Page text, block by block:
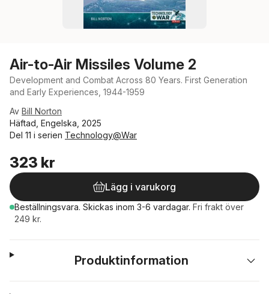
Air-to-Air Missiles Volume 2
Development and Combat Across 80 Years. First Generation
and Early Experiences, 1944-1959
Av Bill Norton
Häftad, Engelska, 2025
Del 11 i serien Technology@War
323 kr
Lägg i varukorg
Beställningsvara. Skickas inom 3-6 vardagar. Fri frakt över
249 kr.
Produktinformation